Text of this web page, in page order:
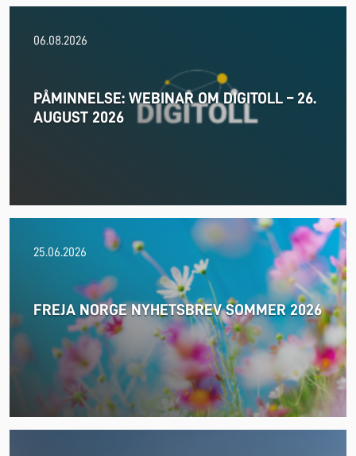
06.08.2026
PÅMINNELSE: WEBINAR OM DIGITOLL – 26.
AUGUST 2026
25.06.2026
FREJA NORGE NYHETSBREV SOMMER 2026